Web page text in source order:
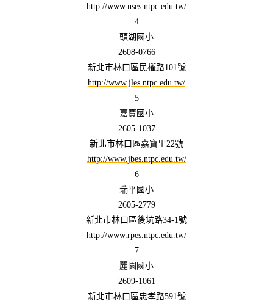
http://www.nses.ntpc.edu.tw/
4
頭湖國小
2608-0766
新北市林口區民權路101號
http://www.jles.ntpc.edu.tw/
5
嘉寶國小
2605-1037
新北市林口區嘉寶里22號
http://www.jbes.ntpc.edu.tw/
6
瑞平國小
2605-2779
新北市林口區後坑路34-1號
http://www.rpes.ntpc.edu.tw/
7
麗園國小
2609-1061
新北市林口區忠孝路591號